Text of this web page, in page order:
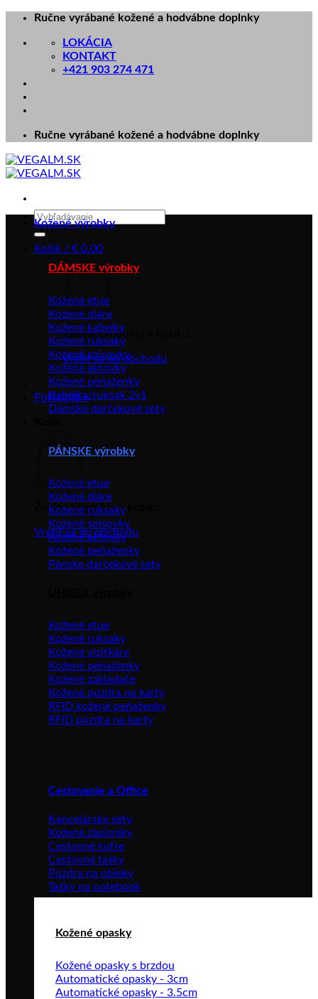
Skip
content
Ručne vyrábané kožené a hodvábne doplnky
LOKÁCIA
KONTAKT
+421 903 274 471
Ručne vyrábané kožené a hodvábne doplnky
Hľadať:
Košík / € 0.00
Žiadne produkty v košíku.
Vrátiť sa do obchodu
Pokladňa +
Žiadne produkty v košíku.
Vrátiť sa do obchodu
Kožené výrobky
DÁMSKE výrobky
Kožené etue
Kožené diáre
Kožené kabelky
Kožené ruksaky
Kožené spisovky
Kožené aktovky
Kožené peňaženky
Kabelka/ruksak 2v1
Dámske darčekové sety
PÁNSKE výrobky
Kožené etue
Kožené diáre
Kožené ruksaky
Kožené spisovky
Kožené aktovky
Kožené peňaženky
Pánske darčekové sety
Kožené etue
Kožené ruksaky
Kožené vizitkáre
Kožené peňaženky
Kožené zakladače
Kožené púzdra na karty
RFID kožené peňaženky
RFID púzdra na karty
Cestovanie a Office
Kancelárske sety
Kožené zápisníky
Cestovné kufre
Cestovné tašky
Púzdra na obleky
Tašky na notebook
Kožené opasky
Kožené opasky s brzdou
Automatické opasky - 3cm
Automatické opasky - 3.5cm